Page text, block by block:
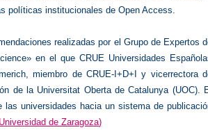
políticas institucionales de Open Access.
realizadas por el Grupo de Expertos
en el que CRUE Universidades
miembro de CRUE-I+D+I y vicerrectora
de la Universitat Oberta de Catalunya (UOC).
universidades hacia un sistema de
Universidad de Zaragoza)